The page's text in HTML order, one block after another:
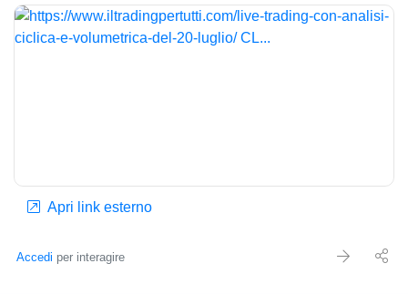
Apri link esterno
Accedi per interagire